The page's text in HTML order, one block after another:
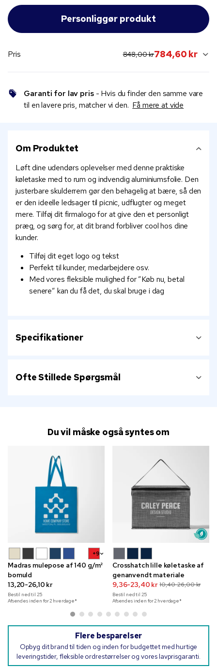
Pris original price:
848,00 krcurrent sale price:
784,60 kr
Garanti for lav pris- Hvis du finder den samme vare
til en lavere pris, matcher vi den. Få mere at vide
Om Produktet
Løft dine udendørs oplevelser med denne praktiske
køletaske med to rum og indvendig aluminiumsfolie. Den
justerbare skulderrem gør den behagelig at bære, så den
er den ideelle ledsager til picnic, udflugter og meget
mere. Tilføj dit firmalogo for at give den et personligt
præg, og sørg for, at dit brand forbliver cool hos dine
kunder.
Tilføj dit eget logo og tekst
Perfekt til kunder, medarbejdere osv.
Med vores fleksible mulighed for ”Køb nu, betal
senere” kan du få det, du skal bruge i dag
Specifikationer
Ofte Stillede Spørgsmål
Du vil måske også syntes om
+9
Madras mulepose af 140 g/m²
bomuld
13,20-26,10 kr
Bestil ned til 25
Afsendes inden for 2 hverdage*
Crosshatch lille køletaske af
genanvendt materiale
9,36-23,40 kr 10,40-26,00 kr
Bestil ned til 25
Afsendes inden for 2 hverdage*
Flere besparelser
Opbyg dit brand til tiden og inden for budgettet med hurtige
leveringstider, fleksible ordrestørrelser og vores lavprisgaranti.